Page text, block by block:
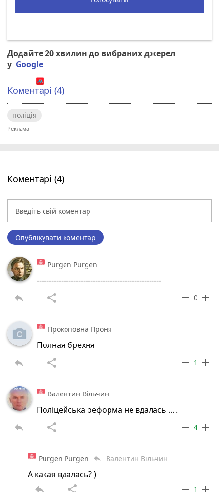
Додайте 20 хвилин до вибраних джерел
у Google
Коментарі (4)
поліція
Коментарі (4)
Опублікувати коментар
Purgen Purgen
---------------------------------------------------
reply share remove 0 add
Прокоповна Проня
Полная брехня
reply share remove 1 add
Валентин Вільчин
Поліцейська реформа не вдалась ... .
reply share remove 4 add
Purgen Purgen reply Валентин Вільчин
А какая вдалась? )
reply share remove 1 add